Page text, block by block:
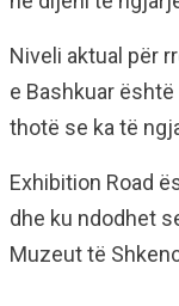
Niveli aktual për
e Bashkuar është
thotë se ka të
Exhibition Road
dhe ku ndodhet
Muzeut të